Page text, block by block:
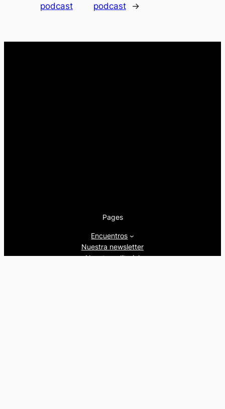
podcast
podcast
→
Pages
Encuentros
Nuestra newsletter
Nuestra editorial